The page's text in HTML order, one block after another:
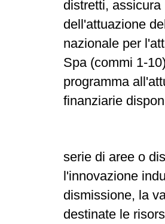
distretti,
dell'attuazione
nazionale per
Spa (commi 1-
programma
finanziarie
serie di aree o
l'innovazione
dismissione, la
destinate le